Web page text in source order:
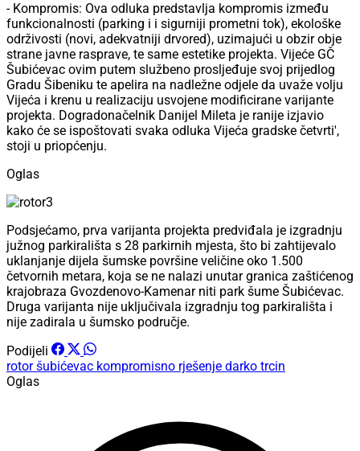
- Kompromis: Ova odluka predstavlja kompromis između
funkcionalnosti (parking i i sigurniji prometni tok), ekološke
održivosti (novi, adekvatniji drvored), uzimajući u obzir obje
strane javne rasprave, te same estetike projekta. Vijeće GČ
Šubićevac ovim putem službeno prosljeđuje svoj prijedlog
Gradu Šibeniku te apelira na nadležne odjele da uvaže volju
Vijeća i krenu u realizaciju usvojene modificirane varijante
projekta. Dogradonačelnik Danijel Mileta je ranije izjavio
kako će se ispoštovati svaka odluka Vijeća gradske četvrti',
stoji u priopćenju.
Oglas
Podsjećamo, prva varijanta projekta predviđala je izgradnju
južnog parkirališta s 28 parkirnih mjesta, što bi zahtijevalo
uklanjanje dijela šumske površine veličine oko 1.500
četvornih metara, koja se ne nalazi unutar granica zaštićenog
krajobraza Gvozdenovo-Kamenar niti park šume Šubićevac.
Druga varijanta nije uključivala izgradnju tog parkirališta i
nije zadirala u šumsko područje.
Podijeli
rotor šubićevac kompromisno rješenje darko trcin
Oglas